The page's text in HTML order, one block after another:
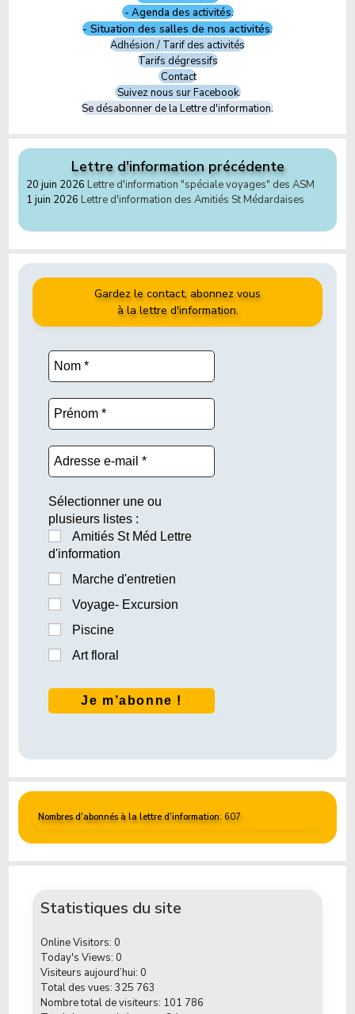
- Agenda des activités.
- Situation des salles de nos activités.
Adhésion / Tarif des activités
Tarifs dégressifs
Contact
Suivez nous sur Facebook.
Se désabonner de la Lettre d'information.
Lettre d'information précédente
20 juin 2026 Lettre d'information "spéciale voyages" des ASM
1 juin 2026 Lettre d'information des Amitiés St Médardaises
Gardez le contact, abonnez vous
à la lettre d'information.
Sélectionner une ou
plusieurs listes :
Amitiés St Méd Lettre
d'information
Marche d'entretien
Voyage- Excursion
Piscine
Art floral
Nombres d'abonnés à la lettre d'information: 607
Statistiques du site
Online Visitors: 0
Today's Views: 0
Visiteurs aujourd’hui: 0
Total des vues:325 763
Nombre total de visiteurs: 101 786